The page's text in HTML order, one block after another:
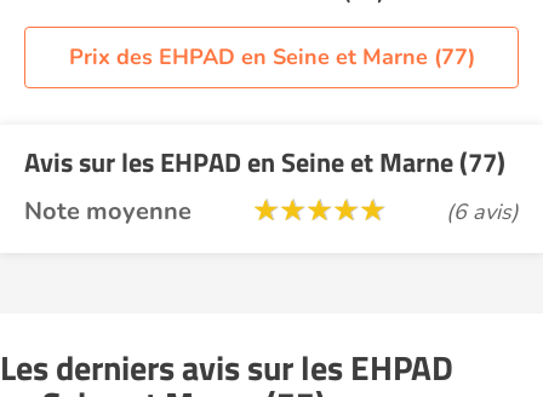
Prix des EHPAD en Seine et Marne (77)
Avis sur les EHPAD en Seine et Marne (77)
Note moyenne (6 avis)
Les derniers avis sur les EHPAD